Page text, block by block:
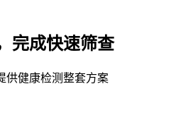
完成快速筛查
供健康检测整套方案